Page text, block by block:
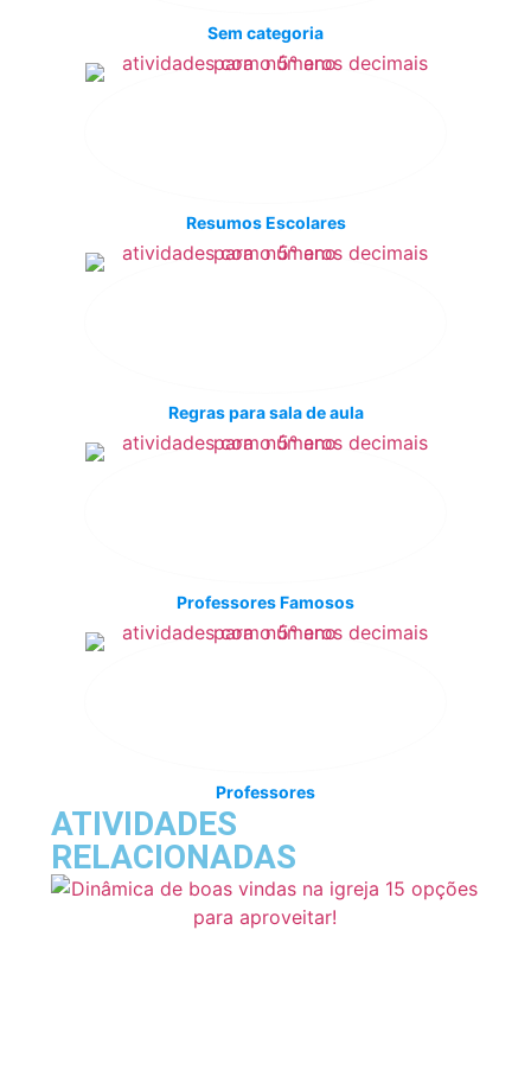
Sem categoria
Resumos Escolares
Regras para sala de aula
Professores Famosos
Professores
ATIVIDADES
RELACIONADAS